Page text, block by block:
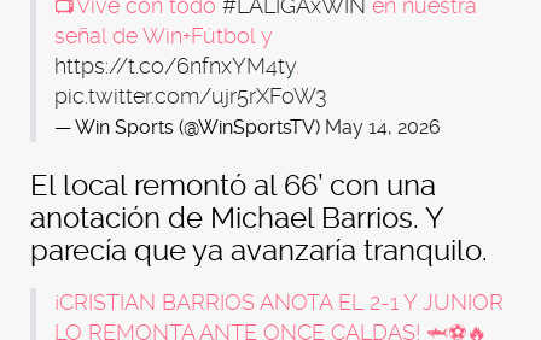
📺Vive con todo #LALIGAxWIN en nuestra
señal de Win+Fútbol y
https://t.co/6nfnxYM4ty.
pic.twitter.com/ujr5rXFoW3
— Win Sports (@WinSportsTV) May 14, 2026
El local remontó al 66’ con una
anotación de Michael Barrios. Y
parecía que ya avanzaría tranquilo.
¡CRISTIAN BARRIOS ANOTA EL 2-1 Y JUNIOR
LO REMONTA ANTE ONCE CALDAS! 🦈⚽🔥